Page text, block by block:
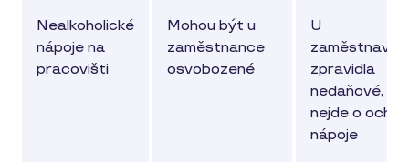
Nealkoholické
nápoje na
pracovišti
Mohou být u
zaměstnance
osvobozené
U
zpravidla
nedaňové,
nejde o
nápoje